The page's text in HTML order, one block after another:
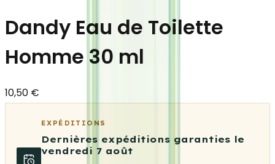
Dandy Eau de Toilette
Homme 30 ml
10,50 €
EXPÉDITIONS
Dernières expéditions garanties le
vendredi 7 août